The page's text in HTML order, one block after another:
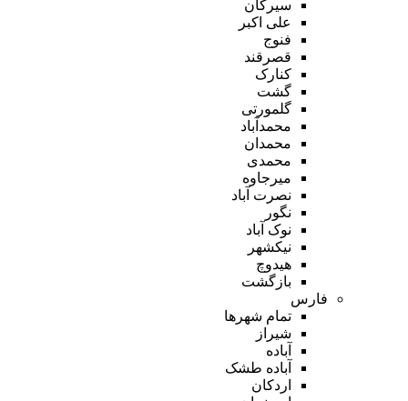
سیرکان
علی اکبر
فنوج
قصرقند
کنارک
گشت
گلمورتی
محمدآباد
محمدان
محمدی
میرجاوه
نصرت آباد
نگور
نوک آباد
نیکشهر
هیدوچ
بازگشت
فارس
تمام شهر‌ها
شیراز
آباده
آباده طشک
اردکان